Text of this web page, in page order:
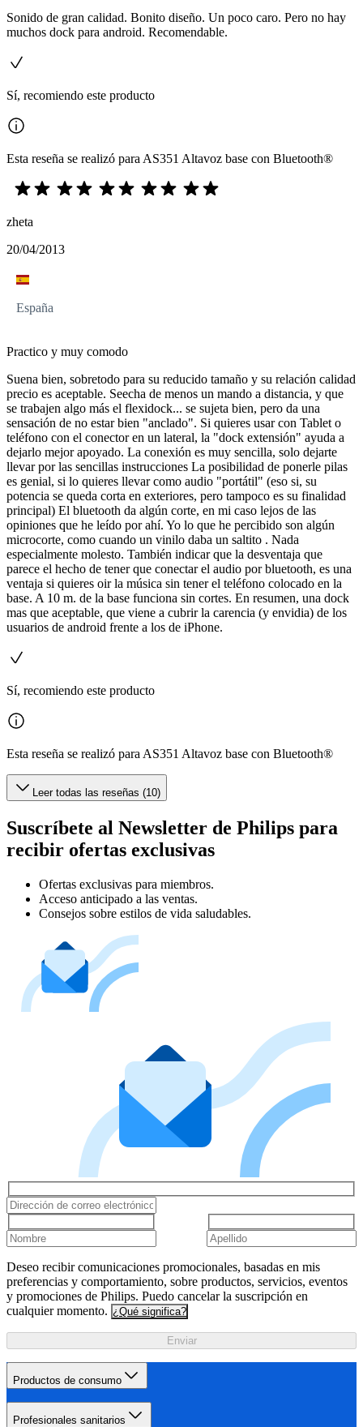
Sonido de gran calidad. Bonito diseño. Un poco caro. Pero no hay
muchos dock para android. Recomendable.
Sí, recomiendo este producto
Esta reseña se realizó para AS351 Altavoz base con Bluetooth®
zheta
20/04/2013
España
Practico y muy comodo
Suena bien, sobretodo para su reducido tamaño y su relación calidad
precio es aceptable. Seecha de menos un mando a distancia, y que
se trabajen algo más el flexidock... se sujeta bien, pero da una
sensación de no estar bien "anclado". Si quieres usar con Tablet o
teléfono con el conector en un lateral, la "dock extensión" ayuda a
dejarlo mejor apoyado. La conexión es muy sencilla, solo dejarte
llevar por las sencillas instrucciones La posibilidad de ponerle pilas
es genial, si lo quieres llevar como audio "portátil" (eso si, su
potencia se queda corta en exteriores, pero tampoco es su finalidad
principal) El bluetooth da algún corte, en mi caso lejos de las
opiniones que he leído por ahí. Yo lo que he percibido son algún
microcorte, como cuando un vinilo daba un saltito . Nada
especialmente molesto. También indicar que la desventaja que
parece el hecho de tener que conectar el audio por bluetooth, es una
ventaja si quieres oir la música sin tener el teléfono colocado en la
base. A 10 m. de la base funciona sin cortes. En resumen, una dock
mas que aceptable, que viene a cubrir la carencia (y envidia) de los
usuarios de android frente a los de iPhone.
Sí, recomiendo este producto
Esta reseña se realizó para AS351 Altavoz base con Bluetooth®
Leer todas las reseñas (10)
Suscríbete al Newsletter de Philips para
recibir ofertas exclusivas
Ofertas exclusivas para miembros.
Acceso anticipado a las ventas.
Consejos sobre estilos de vida saludables.
Deseo recibir comunicaciones promocionales, basadas en mis
preferencias y comportamiento, sobre productos, servicios, eventos
y promociones de Philips. Puedo cancelar la suscripción en
cualquier momento. ¿Qué significa?
Enviar
Productos de consumo
Profesionales sanitarios